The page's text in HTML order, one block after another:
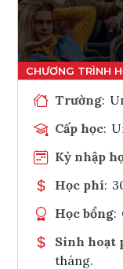
Trường:
Cấp học:
Kỳ nhập
Học phí:
Học bổng:
Sinh hoạt
tháng.